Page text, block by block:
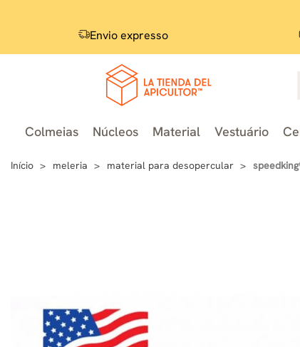
Envio expresso
Colmeias Núcleos Material Vestuário
Início meleria material para desopercular